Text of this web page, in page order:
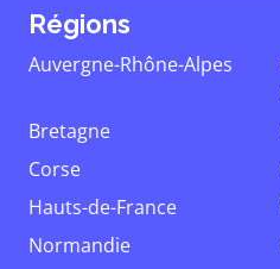
Régions
Auvergne-Rhône-Alpes
Bretagne
Corse
Hauts-de-France
Normandie